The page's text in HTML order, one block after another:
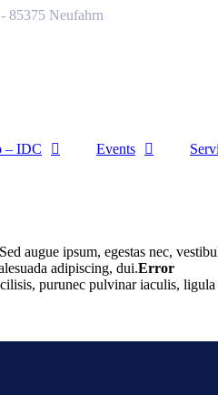
85375 Neufahrn
– IDC Events
augue ipsum, egestas nec,
adipiscing, dui.Error
purunec pulvinar iaculis,